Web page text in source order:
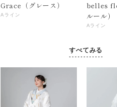
Grace（グレース）
Aライン
belles
ルール）
Aライン
すべてみる